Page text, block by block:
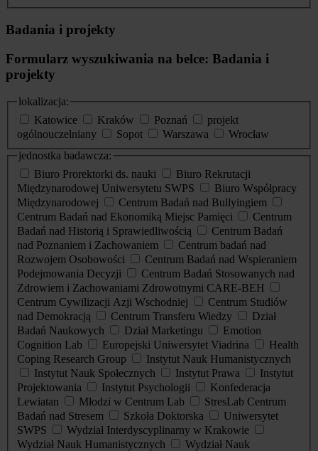
Badania i projekty
Formularz wyszukiwania na belce: Badania i
projekty
lokalizacja:
Katowice
Kraków Poznań
projekt
ogólnouczelniany
Sopot Warszawa
Wrocław
jednostka badawcza:
Biuro Prorektorki ds. nauki
Biuro Rekrutacji
Międzynarodowej Uniwersytetu SWPS
Biuro Współpracy
Międzynarodowej
Centrum Badań nad Bullyingiem
Centrum Badań nad Ekonomiką Miejsc Pamięci
Centrum
Badań nad Historią i Sprawiedliwością
Centrum Badań
nad Poznaniem i Zachowaniem
Centrum badań nad
Rozwojem Osobowości
Centrum Badań nad Wspieraniem
Podejmowania Decyzji
Centrum Badań Stosowanych nad
Zdrowiem i Zachowaniami Zdrowotnymi CARE-BEH
Centrum Cywilizacji Azji Wschodniej
Centrum Studiów
nad Demokracją
Centrum Transferu Wiedzy
Dział
Badań Naukowych
Dział Marketingu
Emotion
Cognition Lab
Europejski Uniwersytet Viadrina
Health
Coping Research Group
Instytut Nauk Humanistycznych
Instytut Nauk Społecznych
Instytut Prawa
Instytut
Projektowania
Instytut Psychologii
Konfederacja
Lewiatan
Młodzi w Centrum Lab
StresLab Centrum
Badań nad Stresem
Szkoła Doktorska
Uniwersytet
SWPS
Wydział Interdyscyplinarny w Krakowie
Wydział Nauk Humanistycznych
Wydział Nauk